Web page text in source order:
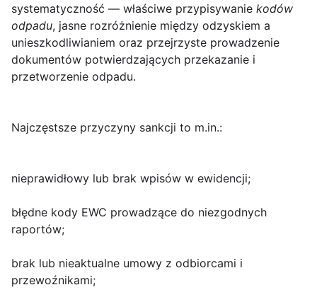
systematyczność — właściwe przypisywanie kodów
odpadu, jasne rozróżnienie między odzyskiem a
unieszkodliwianiem oraz przejrzyste prowadzenie
dokumentów potwierdzających przekazanie i
przetworzenie odpadu.
Najczęstsze przyczyny sankcji to m.in.:
nieprawidłowy lub brak wpisów w ewidencji;
błędne kody EWC prowadzące do niezgodnych
raportów;
brak lub nieaktualne umowy z odbiorcami i
przewoźnikami;